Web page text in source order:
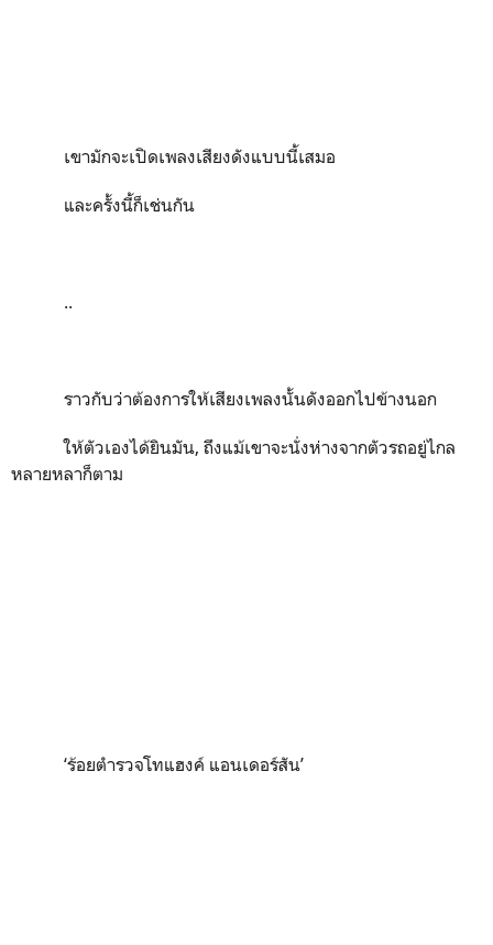
เขามักจะเปิดเพลงเสียงดังแบบนี้เสมอ
และครั้งนี้ก็เช่นกัน
..
ราวกับว่าต้องการให้เสียงเพลงนั้นดังออกไปข้างนอก
ให้ตัวเองได้ยินมัน, ถึงแม้เขาจะนั่งห่างจากตัวรถอยู่ไกล
หลายหลาก็ตาม
‘ร้อยตำรวจโทแฮงค์ แอนเดอร์สัน’